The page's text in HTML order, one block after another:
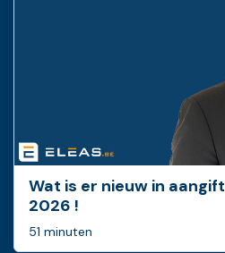
Wat is er nieuw in
2026 !
51 minuten